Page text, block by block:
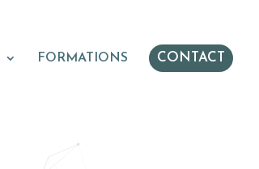
FORMATIONS CONTACT